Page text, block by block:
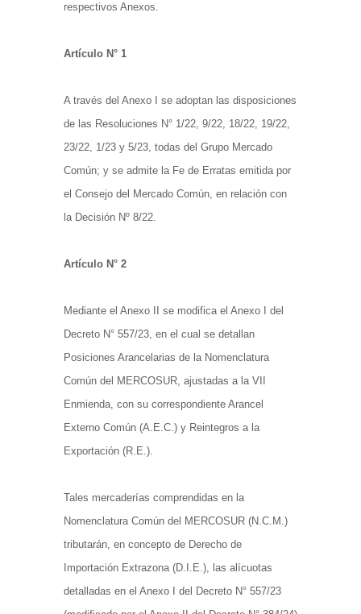
respectivos Anexos.
Artículo N° 1
A través del Anexo I se adoptan las disposiciones
de las Resoluciones N° 1/22, 9/22, 18/22, 19/22,
23/22, 1/23 y 5/23, todas del Grupo Mercado
Común; y se admite la Fe de Erratas emitida por
el Consejo del Mercado Común, en relación con
la Decisión Nº 8/22.
Artículo N° 2
Mediante el Anexo II se modifica el Anexo I del
Decreto N° 557/23, en el cual se detallan
Posiciones Arancelarias de la Nomenclatura
Común del MERCOSUR, ajustadas a la VII
Enmienda, con su correspondiente Arancel
Externo Común (A.E.C.) y Reintegros a la
Exportación (R.E.).
Tales mercaderías comprendidas en la
Nomenclatura Común del MERCOSUR (N.C.M.)
tributarán, en concepto de Derecho de
Importación Extrazona (D.I.E.), las alícuotas
detalladas en el Anexo I del Decreto N° 557/23